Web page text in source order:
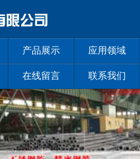
产品展示 应用领域
在线留言 联系我们